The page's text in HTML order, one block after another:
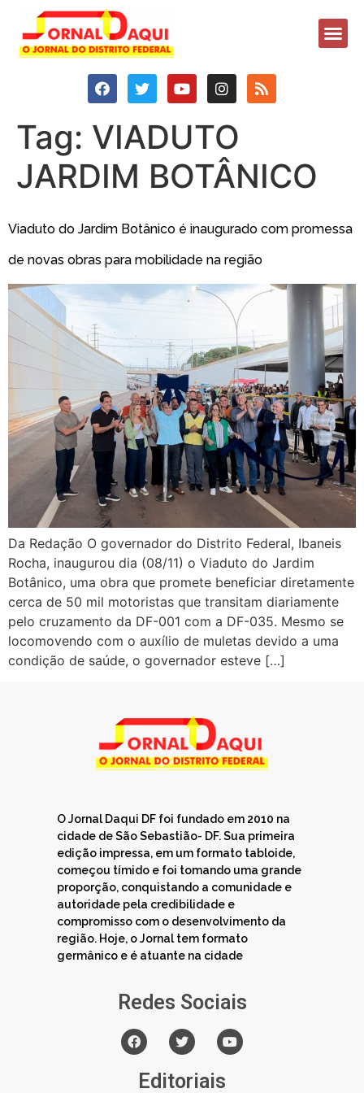
Tag: VIADUTO
JARDIM BOTÂNICO
Viaduto do Jardim Botânico é inaugurado com promessa
de novas obras para mobilidade na região
Da Redação O governador do Distrito Federal, Ibaneis
Rocha, inaugurou dia (08/11) o Viaduto do Jardim
Botânico, uma obra que promete beneficiar diretamente
cerca de 50 mil motoristas que transitam diariamente
pelo cruzamento da DF-001 com a DF-035. Mesmo se
locomovendo com o auxílio de muletas devido a uma
condição de saúde, o governador esteve […]
O Jornal Daqui DF foi fundado em 2010 na
cidade de São Sebastião- DF. Sua primeira
edição impressa, em um formato tabloide,
começou tímido e foi tomando uma grande
proporção, conquistando a comunidade e
autoridade pela credibilidade e
compromisso com o desenvolvimento da
região. Hoje, o Jornal tem formato
germânico e é atuante na cidade
Redes Sociais
Editoriais